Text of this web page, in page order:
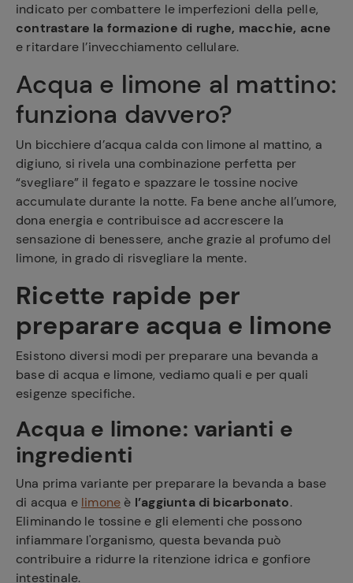
indicato per combattere le imperfezioni della pelle,
contrastare la formazione di rughe, macchie, acne
e ritardare l’invecchiamento cellulare.
Acqua e limone al mattino:
funziona davvero?
Un bicchiere d’acqua calda con limone al mattino, a
digiuno, si rivela una combinazione perfetta per
“svegliare” il fegato e spazzare le tossine nocive
accumulate durante la notte. Fa bene anche all’umore,
dona energia e contribuisce ad accrescere la
sensazione di benessere, anche grazie al profumo del
limone, in grado di risvegliare la mente.
Ricette rapide per
preparare acqua e limone
Esistono diversi modi per preparare una bevanda a
base di acqua e limone, vediamo quali e per quali
esigenze specifiche.
Acqua e limone: varianti e
ingredienti
Una prima variante per preparare la bevanda a base
di acqua e limone è l’aggiunta di bicarbonato.
Eliminando le tossine e gli elementi che possono
infiammare l'organismo, questa bevanda può
contribuire a ridurre la ritenzione idrica e gonfiore
intestinale.